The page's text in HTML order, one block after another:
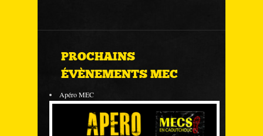
PROCHAINS
ÉVÈNEMENTS MEC
Apéro MEC